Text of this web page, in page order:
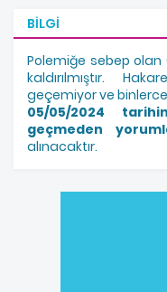
BILGI
Polemiğe sebep olan
kaldırılmıştır.
geçemiyor ve
05/05/2024
geçmeden
alınacaktır.